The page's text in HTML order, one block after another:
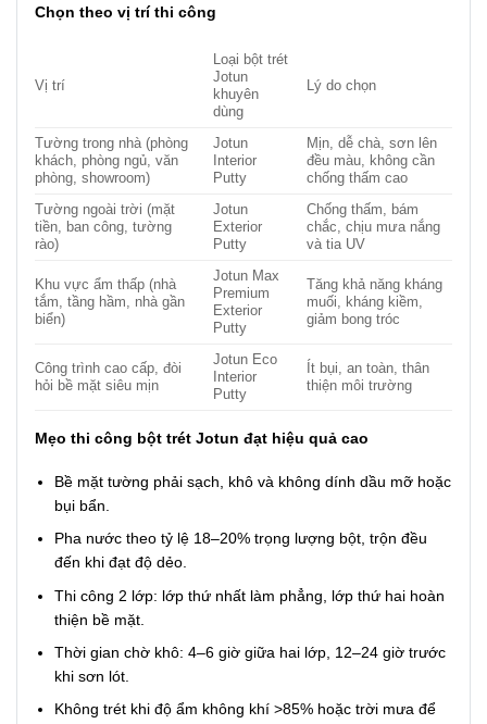
Chọn theo vị trí thi công
Vị trí
Loại bột trét
Jotun
khuyên
dùng
Lý do chọn
Tường trong nhà (phòng
khách, phòng ngủ, văn
phòng, showroom)
Jotun
Interior
Putty
Mịn, dễ chà, sơn lên
đều màu, không cần
chống thấm cao
Tường ngoài trời (mặt
tiền, ban công, tường
rào)
Jotun
Exterior
Putty
Chống thấm, bám
chắc, chịu mưa nắng
và tia UV
Khu vực ẩm thấp (nhà
tắm, tầng hầm, nhà gần
biển)
Jotun Max
Premium
Exterior
Putty
Tăng khả năng kháng
muối, kháng kiềm,
giảm bong tróc
Công trình cao cấp, đòi
hỏi bề mặt siêu mịn
Jotun Eco
Interior
Putty
Ít bụi, an toàn, thân
thiện môi trường
Mẹo thi công bột trét Jotun đạt hiệu quả cao
Bề mặt tường phải sạch, khô và không dính dầu mỡ hoặc
bụi bẩn.
Pha nước theo tỷ lệ 18–20% trọng lượng bột, trộn đều
đến khi đạt độ dẻo.
Thi công 2 lớp: lớp thứ nhất làm phẳng, lớp thứ hai hoàn
thiện bề mặt.
Thời gian chờ khô: 4–6 giờ giữa hai lớp, 12–24 giờ trước
khi sơn lót.
Không trét khi độ ẩm không khí >85% hoặc trời mưa để